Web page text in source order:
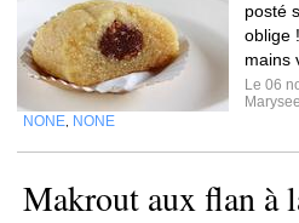
posté
oblige
mains
Le 06
NONE NONE
Makrout aux flan à